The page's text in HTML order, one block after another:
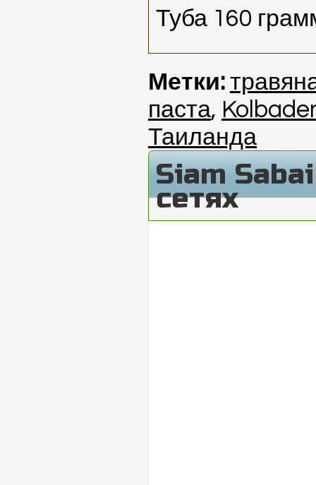
Туба 160
Метки:
паста,
Таиланда
Siam
сетях